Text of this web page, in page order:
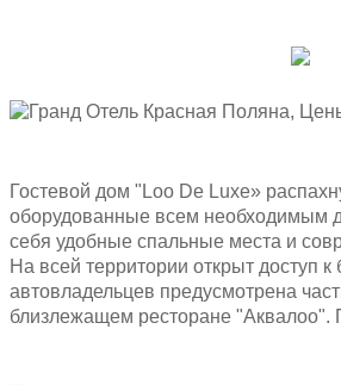
Гостевой дом "Loo De Luxe»
оборудованные всем необходимым
себя удобные спальные места и
На всей территории открыт доступ
автовладельцев предусмотрена
близлежащем ресторане "Аквалоо".